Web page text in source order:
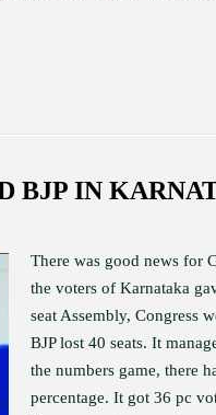
BJP IN
There was good news for
the voters of Karnataka
seat Assembly, Congress
BJP lost 40 seats. It
the numbers game, there
percentage. It got 36 pc